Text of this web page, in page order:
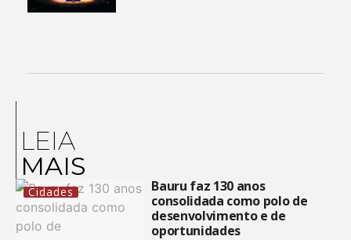
LEIA
MAIS
Cidades
Bauru faz 130 anos
consolidada como polo de
desenvolvimento e de
oportunidades